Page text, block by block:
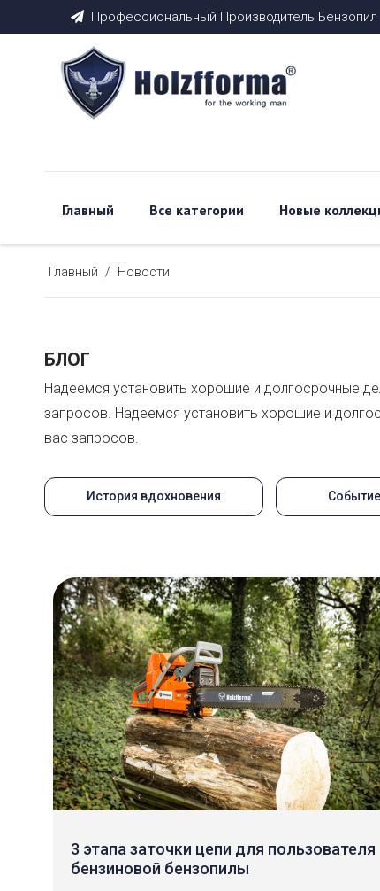
Профессиональный Производитель Бензопил
Главный Все категории Новые
Главный / Новости
БЛОГ
Надеемся установить хорошие и долгосрочные
запросов. Надеемся установить хорошие и
вас запросов.
История вдохновения
3 этапа заточки цепи для пользователя
бензиновой бензопилы